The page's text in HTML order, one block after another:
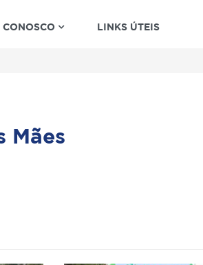
CONOSCO LINKS ÚTEIS
Mães